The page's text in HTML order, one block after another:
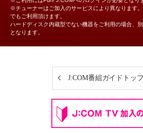
※チューナーはご加入のサービスにより異なります
でもご利用頂けます。
ハードディスク内蔵型でない機器をご利用の場合、
となります。
J:COM番組ガイドトッ